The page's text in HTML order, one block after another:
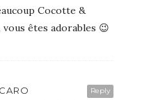
Cocotte &
êtes adorables 😉
Reply
CARO